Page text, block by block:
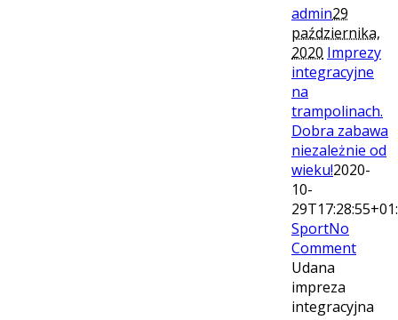
admin29
października,
2020 Imprezy
integracyjne
na
trampolinach.
Dobra zabawa
niezależnie od
wieku!2020-
10-
SportNo
Comment
Udana
impreza
integracyjna